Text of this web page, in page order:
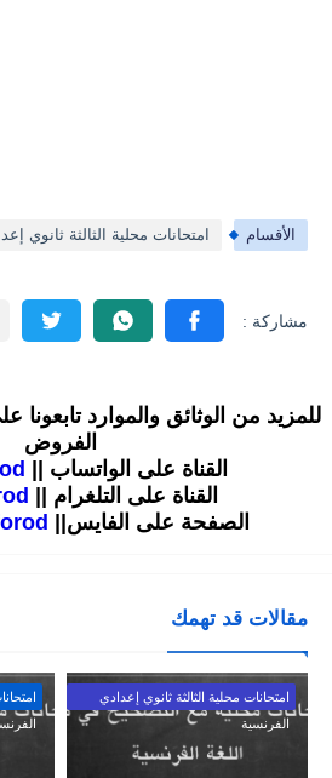
الأقسام امتحانات محلية الثالثة ثانوي
للمزيد من الوثائق والموارد
الفروض
القناة على الواتساب ||
القناة على التلغرام ||
الصفحة على الفايس||
مقالات قد تهمك
امتحانات محلية الثالثة ثانوي إعدادي
الفرنسية